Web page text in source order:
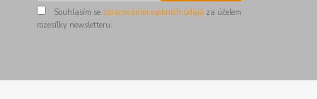
Souhlasím se zpracováním osobních údajů za účelem
rozesílky newsletteru.